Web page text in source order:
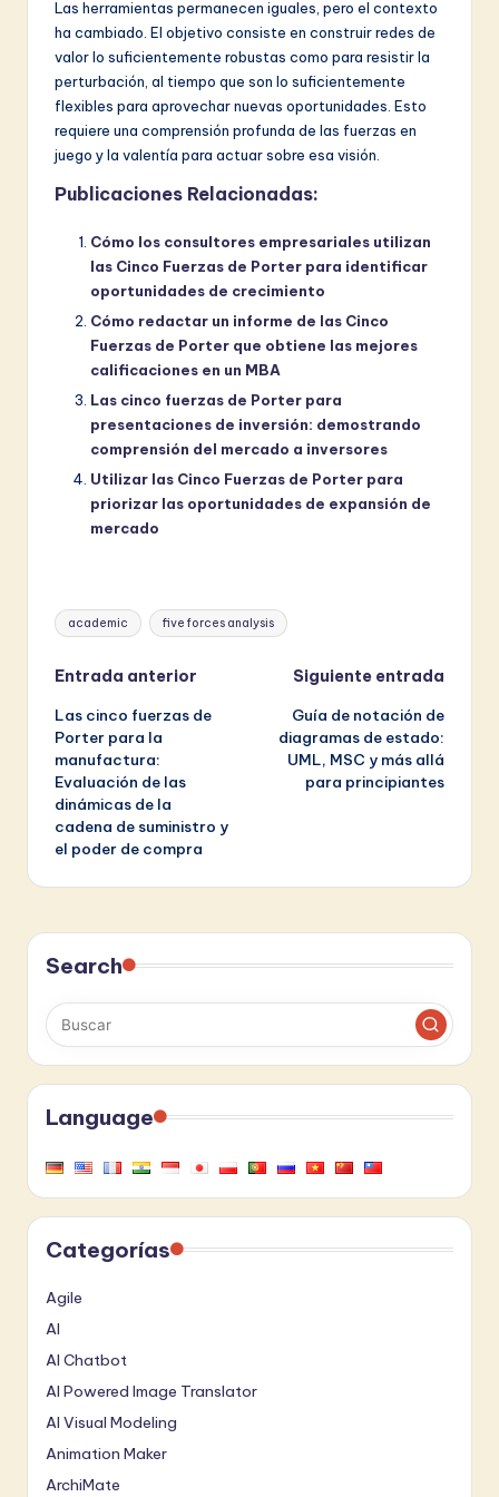
Las herramientas permanecen iguales, pero el contexto
ha cambiado. El objetivo consiste en construir redes de
valor lo suficientemente robustas como para resistir la
perturbación, al tiempo que son lo suficientemente
flexibles para aprovechar nuevas oportunidades. Esto
requiere una comprensión profunda de las fuerzas en
juego y la valentía para actuar sobre esa visión.
Publicaciones Relacionadas:
Cómo los consultores empresariales utilizan
las Cinco Fuerzas de Porter para identificar
oportunidades de crecimiento
Cómo redactar un informe de las Cinco
Fuerzas de Porter que obtiene las mejores
calificaciones en un MBA
Las cinco fuerzas de Porter para
presentaciones de inversión: demostrando
comprensión del mercado a inversores
Utilizar las Cinco Fuerzas de Porter para
priorizar las oportunidades de expansión de
mercado
Etiquetas:
academic five forces analysis
Navegación
de
entradas
Entrada anterior
Las cinco fuerzas de
Porter para la
manufactura:
Evaluación de las
dinámicas de la
cadena de suministro y
el poder de compra
Siguiente entrada
Guía de notación de
diagramas de estado:
UML, MSC y más allá
para principiantes
Search
Language
Categorías
Agile
AI
AI Chatbot
AI Powered Image Translator
AI Visual Modeling
Animation Maker
ArchiMate